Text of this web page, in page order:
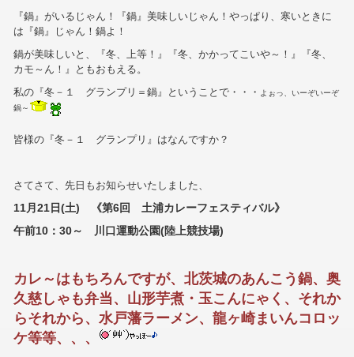
『鍋』がいるじゃん！『鍋』美味しいじゃん！やっぱり、寒いときに
は『鍋』じゃん！鍋よ！
鍋が美味しいと、『冬、上等！』『冬、かかってこいや～！』『冬、
カモ～ん！』ともおもえる。
私の『冬－１ グランプリ＝鍋』ということで・・・
よぉっ、いーぞいーぞ
鍋～
皆様の『冬－１ グランプリ』はなんですか？
さてさて、先日もお知らせいたしました、
11月21日(土) 《第6回 土浦カレーフェスティバル》
午前10：30～ 川口運動公園(陸上競技場)
カレ～はもちろんですが、北茨城のあんこう鍋、奥
久慈しゃも弁当、山形芋煮・玉こんにゃく、それか
らそれから、水戸藩ラーメン、龍ヶ崎まいんコロッ
ケ等等、、、